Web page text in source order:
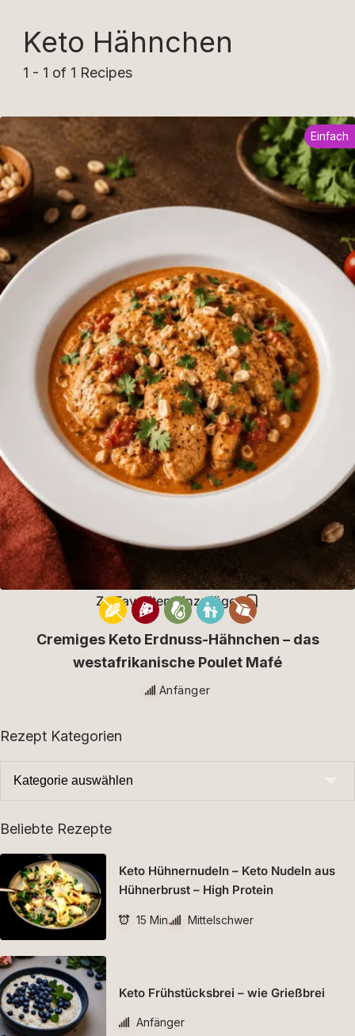
Keto Hähnchen
1 - 1 of 1 Recipes
Zu Favoriten hinzufügen
Einfach
Cremiges Keto Erdnuss-Hähnchen – das
westafrikanische Poulet Mafé
Anfänger
Rezept Kategorien
Beliebte Rezepte
Keto Hühnernudeln – Keto Nudeln aus
Hühnerbrust – High Protein
15 Min. Mittelschwer
Keto Frühstücksbrei – wie Grießbrei
Anfänger